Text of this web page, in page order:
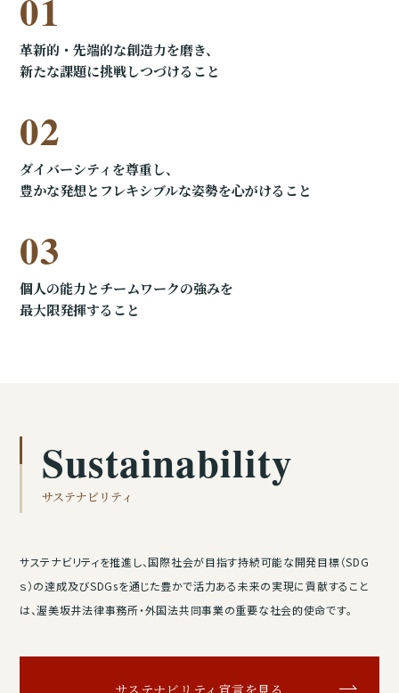
01
革新的・先端的な創造力を磨き、
新たな課題に挑戦しつづけること
02
ダイバーシティを尊重し、
豊かな発想とフレキシブルな姿勢を心がけること
03
個人の能力とチームワークの強みを
最大限発揮すること
Sustainability
サステナビリティ
サステナビリティを推進し、国際社会が目指す持続可能な開発目標（SDG
ｓ）の達成及びSDGsを通じた豊かで活力ある未来の実現に貢献すること
は、渥美坂井法律事務所・外国法共同事業の重要な社会的使命です。